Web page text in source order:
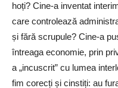
hoți? Cine-a inventat
care controlează
și fără scrupule? Cine-a
întreaga economie, prin
a „incuscrit” cu lumea
fim corecți și cinstiți: au